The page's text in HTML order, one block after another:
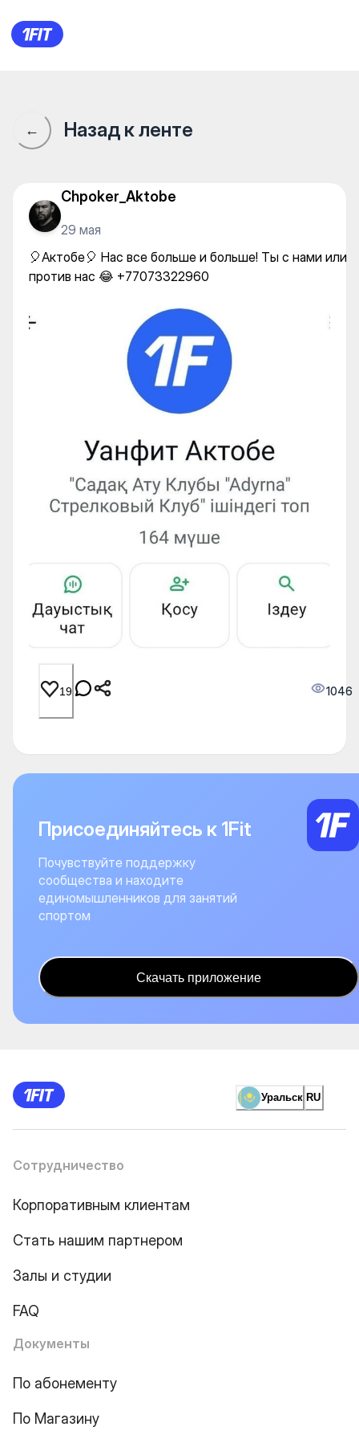
🎈Актобе🎈 Нас все
← Назад к ленте
Chpoker_Aktobe
29 мая
🎈Актобе🎈 Нас все больше и больше! Ты с нами или
против нас 😂 +77073322960
19 1046
Присоединяйтесь к 1Fit
Почувствуйте поддержку
сообщества и находите
единомышленников для занятий
спортом
Скачать приложение
Уральск RU
Сотрудничество
Корпоративным клиентам
Стать нашим партнером
Залы и студии
FAQ
Документы
По абонементу
По Магазину